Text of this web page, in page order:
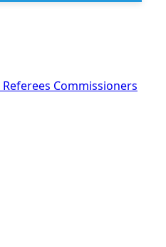
Referees Commissioners